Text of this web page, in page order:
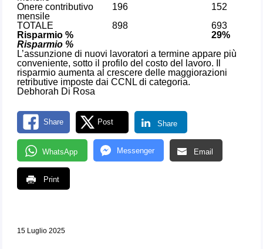
Onere contributivo
mensile
196
152
TOTALE
898
693
Risparmio %
29%
Risparmio %
L’assunzione di nuovi lavoratori a termine appare più
conveniente, sotto il profilo del costo del lavoro. Il
risparmio aumenta al crescere delle maggiorazioni
retributive imposte dai CCNL di categoria.
Debhorah Di Rosa
Share Post Share
WhatsApp Messenger Email
Print
15 Luglio 2025